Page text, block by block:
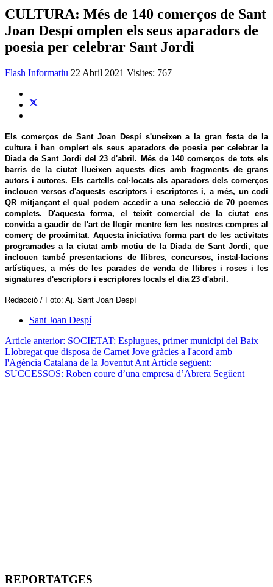
CULTURA: Més de 140 comerços de Sant
Joan Despí omplen els seus aparadors de
poesia per celebrar Sant Jordi
Flash Informatiu 22 Abril 2021 Visites: 767
Els comerços de Sant Joan Despí s'uneixen a la gran festa de la
cultura i han omplert els seus aparadors de poesia per celebrar la
Diada de Sant Jordi del 23 d'abril. Més de 140 comerços de tots els
barris de la ciutat llueixen aquests dies amb fragments de grans
autors i autores. Els cartells col·locats als aparadors dels comerços
inclouen versos d'aquests escriptors i escriptores i, a més, un codi
QR mitjançant el qual podem accedir a una selecció de 70 poemes
complets. D'aquesta forma, el teixit comercial de la ciutat ens
convida a gaudir de l'art de llegir mentre fem les nostres compres al
comerç de proximitat. Aquesta iniciativa forma part de les activitats
programades a la ciutat amb motiu de la Diada de Sant Jordi, que
inclouen també presentacions de llibres, concursos, instal·lacions
artístiques, a més de les parades de venda de llibres i roses i les
signatures d'escriptors i escriptores locals el dia 23 d'abril.
Redacció / Foto: Aj. Sant Joan Despí
Sant Joan Despí
Article anterior: SOCIETAT: Esplugues, primer municipi del Baix
Llobregat que disposa de Carnet Jove gràcies a l'acord amb
l'Agència Catalana de la Joventut Ant Article següent:
SUCCESSOS: Roben coure d’una empresa d’Abrera Següent
REPORTATGES